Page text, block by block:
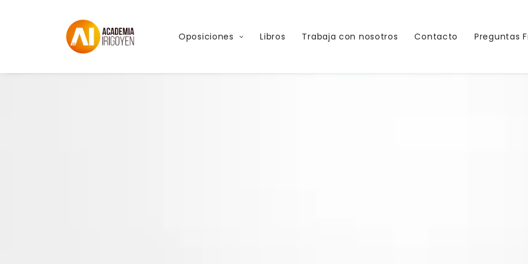
Oposiciones Libros Trabaja con nosotros Contacto Preguntas